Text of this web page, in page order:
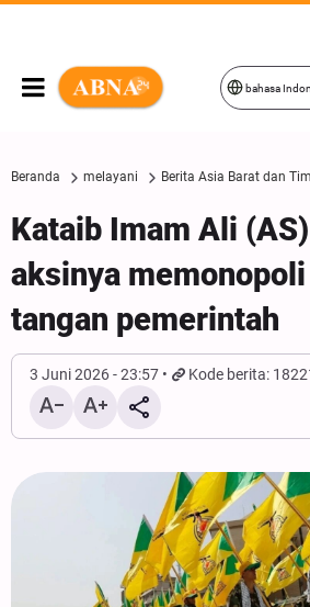
bahasa
Beranda melayani Berita Asia Barat dan
Kataib Imam Ali
aksinya
tangan pemerintah
3 Juni 2026 - 23:57 Kode berita: